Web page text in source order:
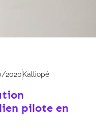
2020 Kalliopé
pilote en